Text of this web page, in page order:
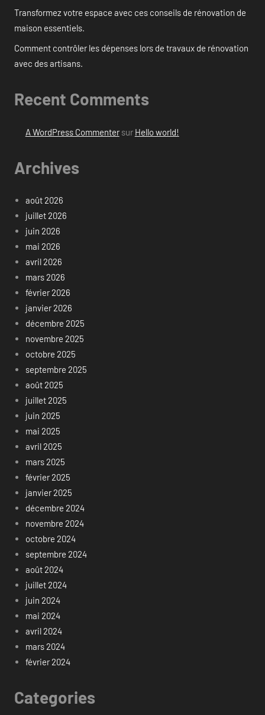
Transformez votre espace avec ces conseils de rénovation de
maison essentiels.
Comment contrôler les dépenses lors de travaux de rénovation
avec des artisans.
Recent Comments
A WordPress Commentersur Hello world!
Archives
août 2026
juillet 2026
juin 2026
mai 2026
avril 2026
mars 2026
février 2026
janvier 2026
décembre 2025
novembre 2025
octobre 2025
septembre 2025
août 2025
juillet 2025
juin 2025
mai 2025
avril 2025
mars 2025
février 2025
janvier 2025
décembre 2024
novembre 2024
octobre 2024
septembre 2024
août 2024
juillet 2024
juin 2024
mai 2024
avril 2024
mars 2024
février 2024
Categories